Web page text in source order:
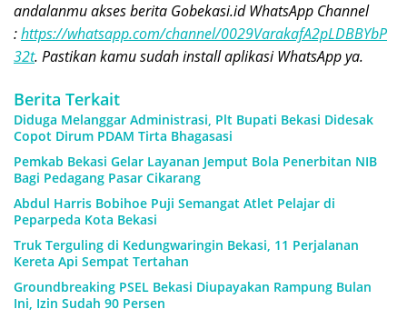
andalanmu akses berita Gobekasi.id WhatsApp Channel
:https://whatsapp.com/channel/0029VarakafA2pLDBBYbP
32t. Pastikan kamu sudah install aplikasi WhatsApp ya.
Berita Terkait
Diduga Melanggar Administrasi, Plt Bupati Bekasi Didesak
Copot Dirum PDAM Tirta Bhagasasi
Pemkab Bekasi Gelar Layanan Jemput Bola Penerbitan NIB
Bagi Pedagang Pasar Cikarang
Abdul Harris Bobihoe Puji Semangat Atlet Pelajar di
Peparpeda Kota Bekasi
Truk Terguling di Kedungwaringin Bekasi, 11 Perjalanan
Kereta Api Sempat Tertahan
Groundbreaking PSEL Bekasi Diupayakan Rampung Bulan
Ini, Izin Sudah 90 Persen